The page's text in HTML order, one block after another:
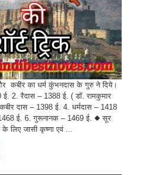
कबीर का धर्म कुंभनदास के गुरु ने दिये।
ई. 2. रैदास – 1388 ई. ( डॉ. रामकुमार
दास – 1398 ई. 4. धर्मदास – 1418
ई. 6. गुरूनानक – 1469 ई. ◆ सूर
के लिए जासी कृष्णा एवं ...